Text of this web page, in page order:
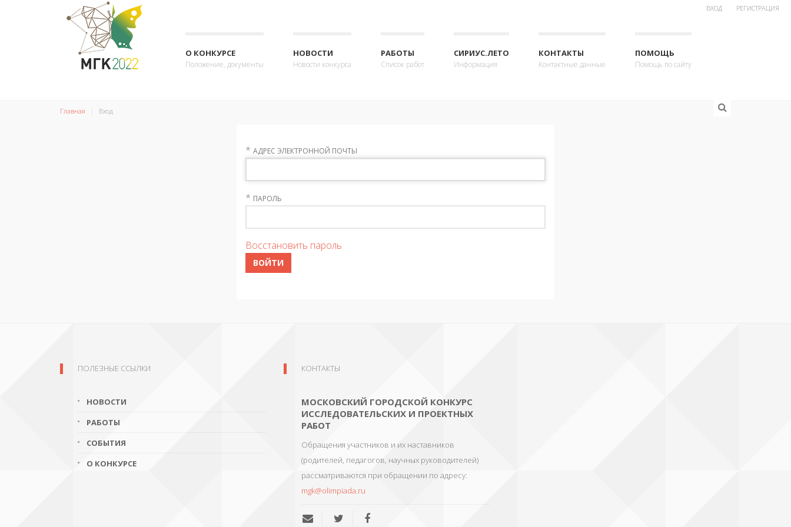
ВХОД РЕГИСТРАЦИЯ
О КОНКУРСЕ
Положение, документы
НОВОСТИ
Новости конкурса
РАБОТЫ
Список работ
СИРИУС.ЛЕТО
Информация
КОНТАКТЫ
Контактные данные
ПОМОЩЬ
Помощь по сайту
Главная Вход
* АДРЕС ЭЛЕКТРОННОЙ ПОЧТЫ
* ПАРОЛЬ
Восстановить пароль
ВОЙТИ
ПОЛЕЗНЫЕ ССЫЛКИ
НОВОСТИ
РАБОТЫ
СОБЫТИЯ
О КОНКУРСЕ
КОНТАКТЫ
МОСКОВСКИЙ ГОРОДСКОЙ КОНКУРС
ИССЛЕДОВАТЕЛЬСКИХ И ПРОЕКТНЫХ
РАБОТ
Обращения участников и их наставников
(родителей, педагогов, научных руководителей)
рассматриваются при обращении по адресу:
mgk@olimpiada.ru